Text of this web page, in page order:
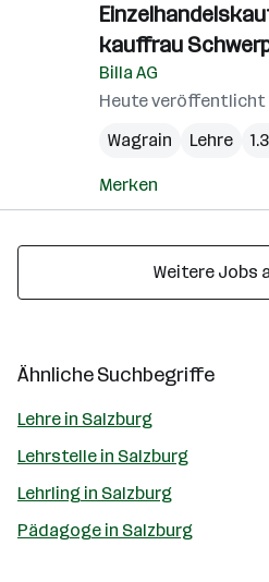
kauffrau
Billa AG
Heute veröffentlicht
Wagrain
Lehre
Merken
Weitere Jobs
Ähnliche Suchbegriffe
Lehre in Salzburg
Lehrstelle in Salzburg
Lehrling in Salzburg
Pädagoge in Salzburg